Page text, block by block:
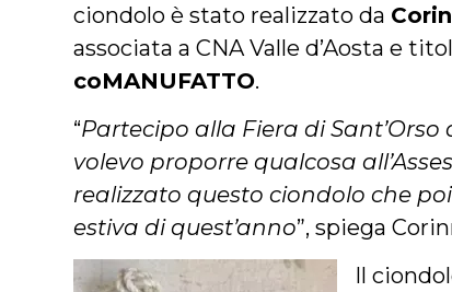
ciondolo è stato realizzato da
associata a CNA Valle d’Aosta e
coMANUFATTO.
“Partecipo alla Fiera di Sant’Orso
volevo proporre qualcosa
realizzato questo ciondolo che
estiva di quest’anno”, spiega
Il